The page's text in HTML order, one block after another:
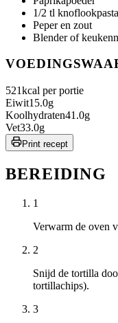
1/2 tl knoflookpasta
Peper en zout
Blender of
521kcal per portie
Eiwit15.0g
Koolhydraten41.0g
Vet33.0g
Print recept
BEREIDING
1
Verwarm de oven
2
Snijd de tortilla
tortillachips).
3